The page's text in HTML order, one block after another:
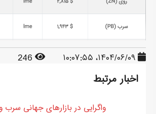
اخبار مرتبط
واگرایی در بازارهای جهانی سرب